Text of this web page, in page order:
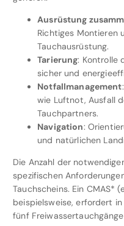
Ausrüstung
Richtiges Montieren
Tauchausrüstung.
Tarierung: Kontrolle
sicher und
Notfallmanagement
wie Luftnot, Ausfall
Tauchpartners.
Navigation:
und natürlichen
Die Anzahl der
spezifischen
Tauchscheins. Ein CMAS*
beispielsweise, erfordert
fünf